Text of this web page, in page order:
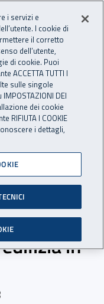
Apri cerca
Progetto
in
i servizi e
I cookie di
il corretto
dell’utente,
di cookie. Puoi
ACCETTA TUTTI I
sulle singole
DEI
dei cookie
RIFIUTA I COOKIE
i dettagli,